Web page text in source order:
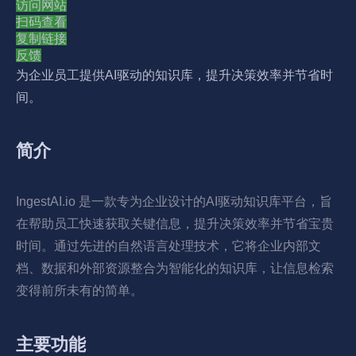
访问网站
扫码查看
复制链接
反馈
为企业员工提供AI驱动的知识库，提升决策效率并节省时
间。
简介
IngestAI.io 是一款专为企业设计的AI驱动知识库平台，旨
在帮助员工快速获取关键信息，提升决策效率并节省宝贵
时间。通过先进的自然语言处理技术，它将企业内部文
档、数据和外部资源整合为智能化的知识库，让信息检索
变得前所未有的简单。
主要功能